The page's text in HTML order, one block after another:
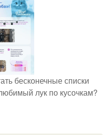
бесконечные списки
лук по кусочкам?